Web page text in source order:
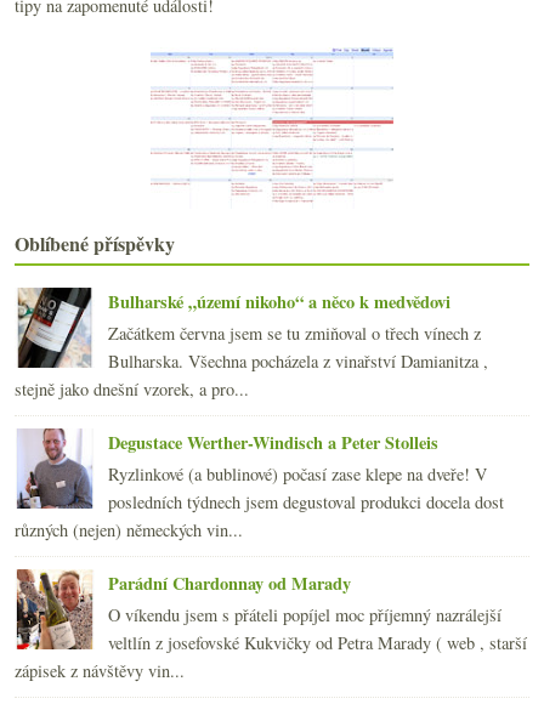
(15)
► února(20)
►ledna(22)
►2016(250)
►2015(251)
►2014(254)
► 2013 (249)
2012
2011 (252)
►2010(249)
►2009(249)
►2008(270)
►2007(108)
tipy na zapomenuté události!
Oblíbené příspěvky
Bulharské „území nikoho“ a něco k medvědovi
Začátkem června jsem se tu zmiňoval o třech vínech z
Bulharska. Všechna pocházela z vinařství Damianitza ,
stejně jako dnešní vzorek, a pro...
Degustace Werther-Windisch a Peter Stolleis
Ryzlinkové (a bublinové) počasí zase klepe na dveře! V
posledních týdnech jsem degustoval produkci docela dost
různých (nejen) německých vin...
Parádní Chardonnay od Marady
O víkendu jsem s přáteli popíjel moc příjemný nazrálejší
veltlín z josefovské Kukvičky od Petra Marady ( web , starší
zápisek z návštěvy vin...